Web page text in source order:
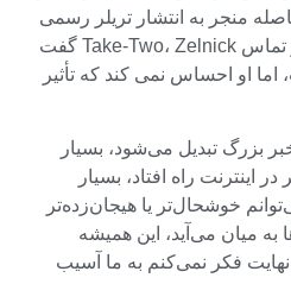
منجر به انتشار تریلر رسمی
شد. در صحبت با IGN قبل از تماس Take-Two، Zelnick گفت
اما او احساس نمی کند که تأثیر
بزرگ تبدیل می‌شود، بسیار
اینترنت راه افتاد، بسیار
خوشحال‌تر یا هیجان‌زده‌تر
میان می‌آید، این همیشه
نهایت فکر نمی‌کنم به ما آسیب